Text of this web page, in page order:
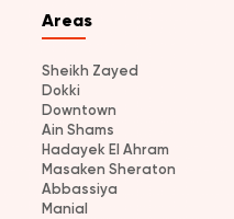
Areas
Sheikh Zayed
Dokki
Downtown
Ain Shams
Hadayek El Ahram
Masaken Sheraton
Abbassiya
Manial